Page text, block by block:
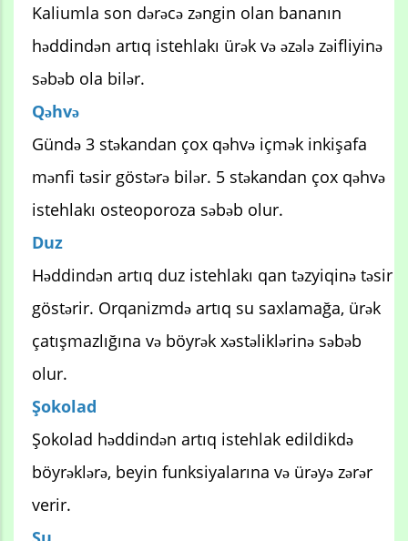
Kaliumla son dərəcə zəngin olan bananın
həddindən artıq istehlakı ürək və əzələ zəifliyinə
səbəb ola bilər.
Qəhvə
Gündə 3 stəkandan çox qəhvə içmək inkişafa
mənfi təsir göstərə bilər. 5 stəkandan çox qəhvə
istehlakı osteoporoza səbəb olur.
Duz
Həddindən artıq duz istehlakı qan təzyiqinə təsir
göstərir. Orqanizmdə artıq su saxlamağa, ürək
çatışmazlığına və böyrək xəstəliklərinə səbəb
olur.
Şokolad
Şokolad həddindən artıq istehlak edildikdə
böyrəklərə, beyin funksiyalarına və ürəyə zərər
verir.